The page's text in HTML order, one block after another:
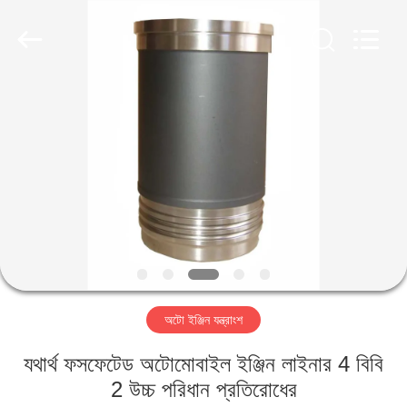
আমাদের
সম্পর্কে
কারখানা
অটো ইঞ্জিন যন্ত্রাংশ
যথার্থ ফসফেটেড অটোমোবাইল ইঞ্জিন লাইনার 4 বিবি
2 উচ্চ পরিধান প্রতিরোধের